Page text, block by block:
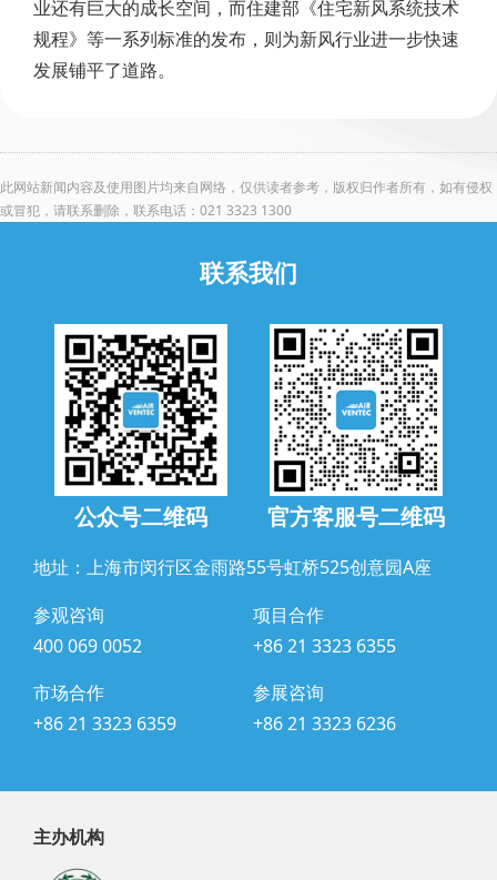
业还有巨大的成长空间，而住建部《住宅新风系统技术
规程》等一系列标准的发布，则为新风行业进一步快速
发展铺平了道路。
此网站新闻内容及使用图片均来自网络，仅供读者参考，版权归作者所有，如有侵权
或冒犯，请联系删除，联系电话：021 3323 1300
联系我们
公众号二维码 官方客服号二维码
地址：上海市闵行区金雨路55号虹桥525创意园A座
参观咨询
400 069 0052
项目合作
+86 21 3323 6355
市场合作
+86 21 3323 6359
参展咨询
+86 21 3323 6236
主办机构